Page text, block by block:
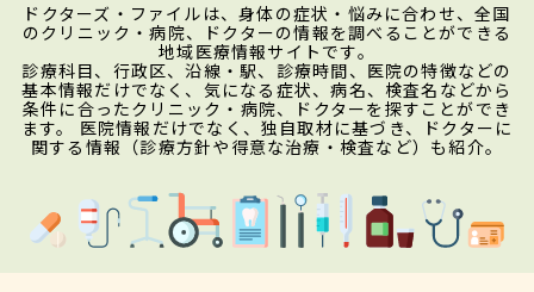
ドクターズ・ファイルは、身体の症状・悩みに合わせ、全国
のクリニック・病院、ドクターの情報を調べることができる
地域医療情報サイトです。
診療科目、行政区、沿線・駅、診療時間、医院の特徴などの
基本情報だけでなく、気になる症状、病名、検査名などから
条件に合ったクリニック・病院、ドクターを探すことができ
ます。 医院情報だけでなく、独自取材に基づき、ドクターに
関する情報（診療方針や得意な治療・検査など）も紹介。